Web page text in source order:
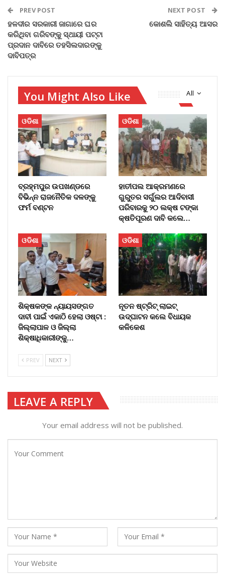
PREV POST
ହଳଦୀର ସରକାରୀ ଜାଗାରେ ଘର
କରିଥିବା ଗରିବଙ୍କୁ ସ୍ଥାୟୀ ପଟ୍ଟା
ପ୍ରଦାନ ଦାବିରେ ତହସିଲଦାରଙ୍କୁ
ଦାବିପତ୍ର
NEXT POST
କୋଶଲି ସାହିତ୍ୟ ଆସର
All
You Might Also Like
ଓଡିଶା
ବ୍ରହ୍ମପୁର ଉପଖଣ୍ଡରେ
ବିଭିନ୍ନ ରାଜନୈତିକ ଦଳଙ୍କୁ
ଫର୍ମ ବଣ୍ଟନ
ଓଡିଶା
ହାତୀପଲ ଆକ୍ରମଣରେ
ଗୁରୁତର ସର୍ଗୁଲର ଆଦିବାସୀ
ପରିବାରକୁ ୨୦ ଲକ୍ଷ ଟଙ୍କା
କ୍ଷତିପୂରଣ ଦାବି କଲେ…
ଓଡିଶା
ଶିକ୍ଷକଙ୍କ ନ୍ୟାୟସଙ୍ଗତ
ଦାବୀ ପାଇଁ ଏକାଠି ହେଲା ଓଷ୍ଟା :
ଜିଲ୍ଲାପାଳ ଓ ଜିଲ୍ଲା
ଶିକ୍ଷାଧିକାରୀଙ୍କୁ…
ଓଡିଶା
ନୂତନ ଷ୍ଟ୍ରିଟ୍ ଲାଇଟ୍‌
ଉଦ୍‌ଘାଟନ କଲେ ବିଧାୟକ
କଳିକେଶ
PREV NEXT
LEAVE A REPLY
Your email address will not be published.